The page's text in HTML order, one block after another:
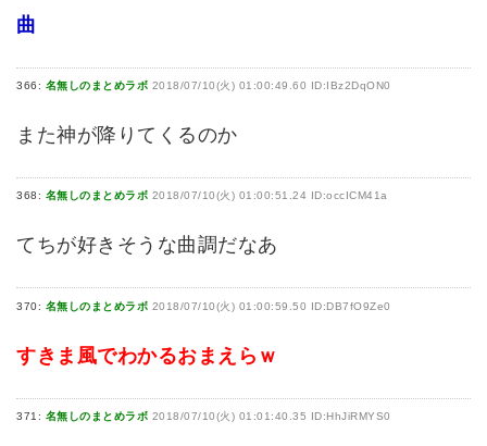
曲
366: 名無しのまとめラボ 2018/07/10(火) 01:00:49.60 ID:IBz2DqON0
また神が降りてくるのか
368: 名無しのまとめラボ 2018/07/10(火) 01:00:51.24 ID:occICM41a
てちが好きそうな曲調だなあ
370: 名無しのまとめラボ 2018/07/10(火) 01:00:59.50 ID:DB7fO9Ze0
すきま風でわかるおまえらｗ
371: 名無しのまとめラボ 2018/07/10(火) 01:01:40.35 ID:HhJiRMYS0